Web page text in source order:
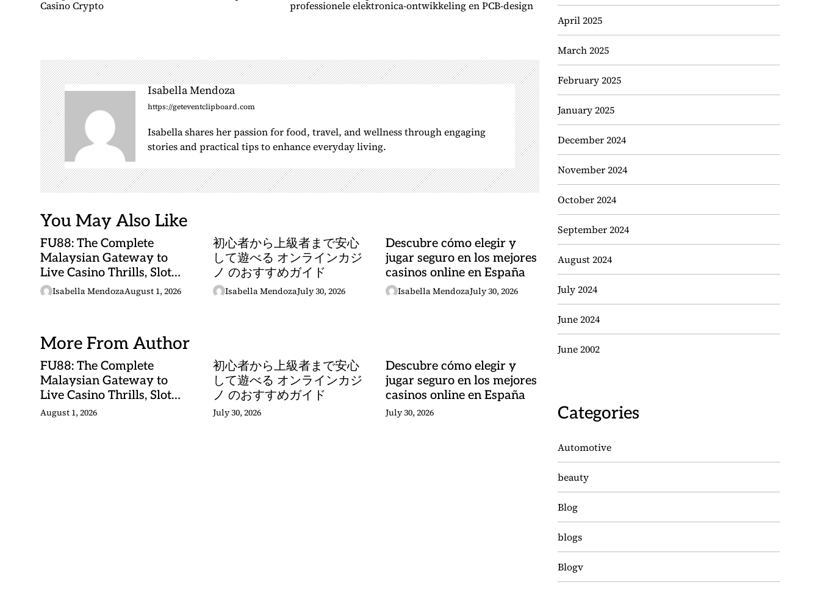
s
a
v
i
g
a
t
i
o
n
Casino Crypto
professionele elektronica-ontwikkeling en PCB-design
Isabella Mendoza
https://geteventclipboard.com
Isabella shares her passion for food, travel, and wellness through engaging
stories and practical tips to enhance everyday living.
You May Also Like
FU88: The Complete
Malaysian Gateway to
Live Casino Thrills, Slot
Adventures, and Sports
Isabella MendozaAugust 1, 2026
初心者から上級者まで安心
して遊べる オンラインカジ
ノ のおすすめガイド
Isabella MendozaJuly 30, 2026
Descubre cómo elegir y
jugar seguro en los mejores
casinos online en España
Isabella MendozaJuly 30, 2026
More From Author
FU88: The Complete
Malaysian Gateway to
Live Casino Thrills, Slot
Adventures, and Sports
August 1, 2026
初心者から上級者まで安心
して遊べる オンラインカジ
ノ のおすすめガイド
July 30, 2026
Descubre cómo elegir y
jugar seguro en los mejores
casinos online en España
July 30, 2026
April 2025
March 2025
February 2025
January 2025
December 2024
November 2024
October 2024
September 2024
August 2024
July 2024
June 2024
June 2002
Categories
Automotive
beauty
Blog
blogs
Blogv